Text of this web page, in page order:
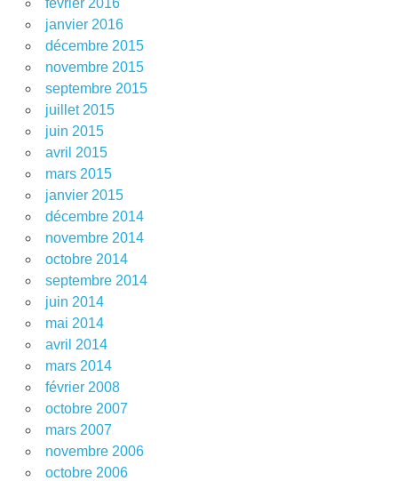
février 2016
janvier 2016
décembre 2015
novembre 2015
septembre 2015
juillet 2015
juin 2015
avril 2015
mars 2015
janvier 2015
décembre 2014
novembre 2014
octobre 2014
septembre 2014
juin 2014
mai 2014
avril 2014
mars 2014
février 2008
octobre 2007
mars 2007
novembre 2006
octobre 2006